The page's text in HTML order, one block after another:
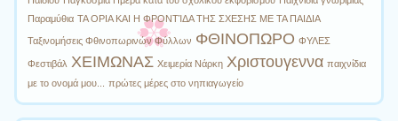
Παραμύθια ΤΑ ΟΡΙΑ ΚΑΙ Η ΦΡΟΝΤΊΔΑ ΤΗΣ ΣΧΕΣΗΣ ΜΕ ΤΑ ΠΑΙΔΙΑ
Ταξινομήσεις Φθινοπωρινών Φύλλων ΦΘΙΝΟΠΩΡΟ ΦΥΛΕΣ
Φεστιβάλ ΧΕΙΜΩΝΑΣ Χειμερία Νάρκη Χριστουγεννα παιχνίδια
με το ονομά μου...
πρώτες μέρες στο νηπιαγωγείο